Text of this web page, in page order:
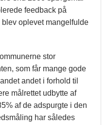
feedback på
oplevet mangelfulde
stor
som får mange gode
andet i forhold til
målrettet udbytte af
af de adspurgte i den
har således